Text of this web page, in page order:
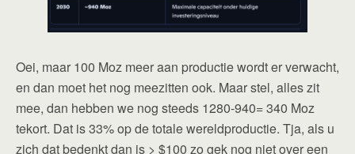
Oei, maar 100 Moz meer aan productie wordt er verwacht,
en dan moet het nog meezitten ook. Maar stel, alles zit
mee, dan hebben we nog steeds 1280-940= 340 Moz
tekort. Dat is 33% op de totale wereldproductie. Tja, als u
zich dat bedenkt dan is > $100 zo gek nog niet over een